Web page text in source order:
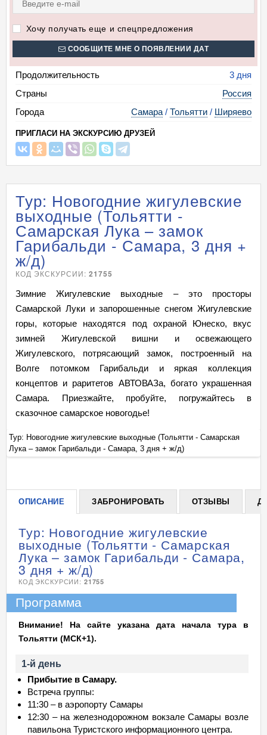
Хочу получать еще и спецпредложения
СООБЩИТЕ МНЕ О ПОЯВЛЕНИИ ДАТ
Продолжительность
3 дня
Страны
Россия
Города
Самара / Тольятти / Ширяево
ПРИГЛАСИ НА ЭКСКУРСИЮ ДРУЗЕЙ
Тур: Новогодние жигулевские
выходные (Тольятти -
Самарская Лука – замок
Гарибальди - Самара, 3 дня +
ж/д)
КОД ЭКСКУРСИИ:21755
Зимние Жигулевские выходные – это просторы
Самарской Луки и запорошенные снегом Жигулевские
горы, которые находятся под охраной Юнеско, вкус
зимней Жигулевской вишни и освежающего
Жигулевского, потрясающий замок, построенный на
Волге потомком Гарибальди и яркая коллекция
концептов и раритетов АВТОВАЗа, богато украшенная
Самара. Приезжайте, пробуйте, погружайтесь в
сказочное самарское новогодье!
+
Тур: Новогодние жигулевские выходные (Тольятти - Самарская
Лука – замок Гарибальди - Самара, 3 дня + ж/д)
ОПИСАНИЕ ЗАБРОНИРОВАТЬ ОТЗЫВЫ
Тур: Новогодние жигулевские
выходные (Тольятти - Самарская
Лука – замок Гарибальди - Самара,
3 дня + ж/д)
КОД ЭКСКУРСИИ: 21755
Программа
Внимание! На сайте указана дата начала тура в
Тольятти (МСК+1).
1-й день
Прибытие в Самару.
Встреча группы:
11:30 – в аэропорту Самары
12:30 – на железнодорожном вокзале Самары возле
павильона Туристского информационного центра.